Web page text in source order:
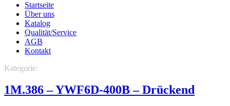
Startseite
Über uns
Katalog
Qualität/Service
AGB
Kontakt
Kategorie:
1M.386 – YWF6D-400B – Drückend